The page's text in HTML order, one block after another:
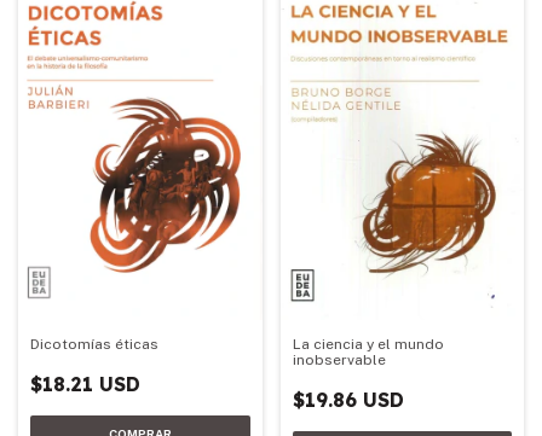
Dicotomías éticas
$18.21 USD
La ciencia y el mundo
inobservable
$19.86 USD